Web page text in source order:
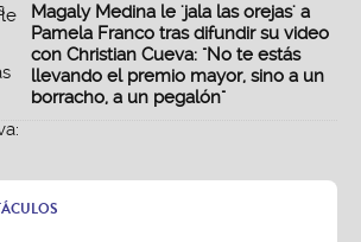
Magaly Medina le 'jala las orejas' a
Pamela Franco tras difundir su video
con Christian Cueva: "No te estás
llevando el premio mayor, sino a un
borracho, a un pegalón"